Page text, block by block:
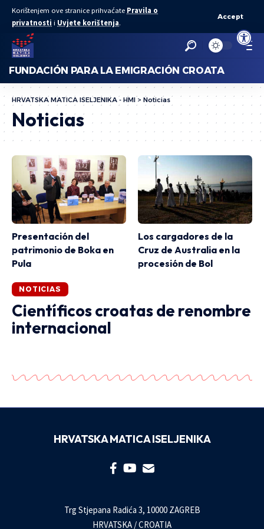
Abrir
Korištenjem ove stranice prihvaćate Pravila o
privatnosti i Uvjete korištenja.
Accept
FUNDACIÓN PARA LA EMIGRACIÓN CROATA
HRVATSKA MATICA ISELJENIKA - HMI > Noticias
Noticias
Presentación del
patrimonio de Boka en
Pula
Los cargadores de la
Cruz de Australia en la
procesión de Bol
NOTICIAS
Científicos croatas de renombre
internacional
HRVATSKA MATICA ISELJENIKA
Trg Stjepana Radića 3, 10000 ZAGREB
HRVATSKA / CROATIA